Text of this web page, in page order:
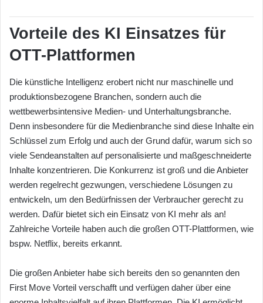
Vorteile des KI Einsatzes für
OTT-Plattformen
Die künstliche Intelligenz erobert nicht nur maschinelle und
produktionsbezogene Branchen, sondern auch die
wettbewerbsintensive Medien- und Unterhaltungsbranche.
Denn insbesondere für die Medienbranche sind diese Inhalte ein
Schlüssel zum Erfolg und auch der Grund dafür, warum sich so
viele Sendeanstalten auf personalisierte und maßgeschneiderte
Inhalte konzentrieren. Die Konkurrenz ist groß und die Anbieter
werden regelrecht gezwungen, verschiedene Lösungen zu
entwickeln, um den Bedürfnissen der Verbraucher gerecht zu
werden. Dafür bietet sich ein Einsatz von KI mehr als an!
Zahlreiche Vorteile haben auch die großen OTT-Plattformen, wie
bspw. Netflix, bereits erkannt.
Die großen Anbieter habe sich bereits den so genannten den
First Move Vorteil verschafft und verfügen daher über eine